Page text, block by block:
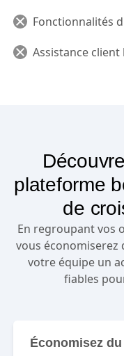
Fonctionnalités
Assistance
plateforme
de
En regroupant vos
vous économiserez
votre équipe un
fiables
Économisez